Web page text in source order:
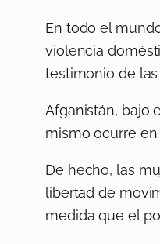
En todo el
violencia
testimonio de
Afganistán, bajo
mismo ocurre en
De hecho, las
libertad de
medida que el